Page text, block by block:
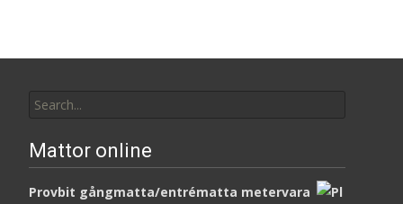
for:
Mattor online
Provbit gångmatta/entrématta metervara